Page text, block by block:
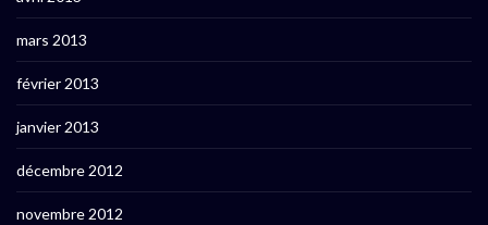
mars 2013
février 2013
janvier 2013
décembre 2012
novembre 2012